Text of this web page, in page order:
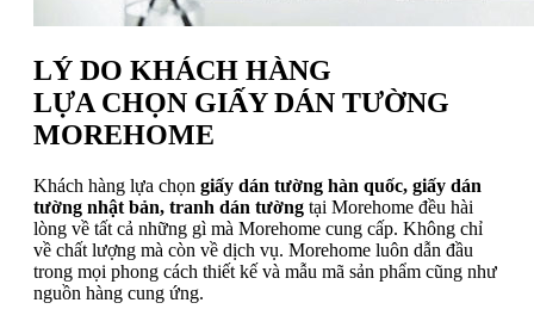
LÝ DO KHÁCH HÀNG
LỰA CHỌN GIẤY DÁN TƯỜNG
MOREHOME
Khách hàng lựa chọn giấy dán tường hàn quốc, giấy dán
tường nhật bản, tranh dán tường tại Morehome đều hài
lòng về tất cả những gì mà Morehome cung cấp. Không chỉ
về chất lượng mà còn về dịch vụ. Morehome luôn dẫn đầu
trong mọi phong cách thiết kế và mẫu mã sản phẩm cũng như
nguồn hàng cung ứng.